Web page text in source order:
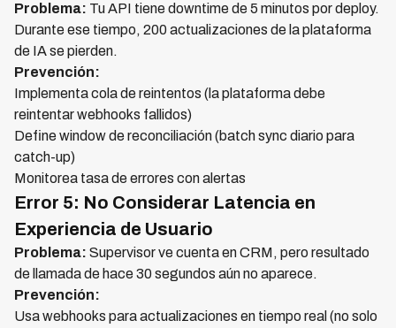
Problema: Tu API tiene downtime de 5 minutos por deploy.
Durante ese tiempo, 200 actualizaciones de la plataforma
de IA se pierden.
Prevención:
Implementa cola de reintentos (la plataforma debe
reintentar webhooks fallidos)
Define window de reconciliación (batch sync diario para
catch-up)
Monitorea tasa de errores con alertas
Error 5: No Considerar Latencia en
Experiencia de Usuario
Problema: Supervisor ve cuenta en CRM, pero resultado
de llamada de hace 30 segundos aún no aparece.
Prevención:
Usa webhooks para actualizaciones en tiempo real (no solo